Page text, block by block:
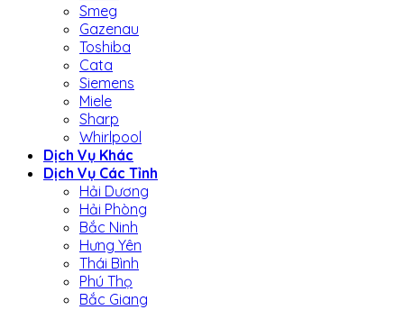
Smeg
Gazenau
Toshiba
Cata
Siemens
Miele
Sharp
Whirlpool
Dịch Vụ Khác
Dịch Vụ Các Tỉnh
Hải Dương
Hải Phòng
Bắc Ninh
Hưng Yên
Thái Bình
Phú Thọ
Bắc Giang